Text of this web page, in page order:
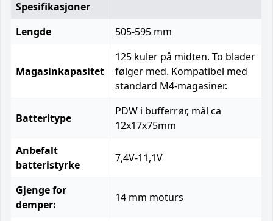
Spesifikasjoner
Lengde
505-595 mm
Magasinkapasitet
125 kuler på midten. To blader
følger med. Kompatibel med
standard M4-magasiner.
Batteritype
PDW i bufferrør, mål ca
12x17x75mm
Anbefalt
batteristyrke
7,4V-11,1V
Gjenge for
demper:
14 mm moturs